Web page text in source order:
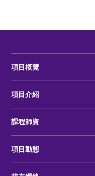
項目概覽
項目介紹
課程師資
項目動態